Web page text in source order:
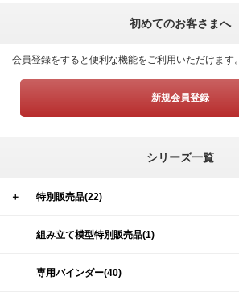
初めてのお客さまへ
会員登録をすると便利な機能をご利用いただけます。
新規会員登録
シリーズ一覧
＋ 特別販売品(22)
組み立て模型特別販売品(1)
専用バインダー(40)